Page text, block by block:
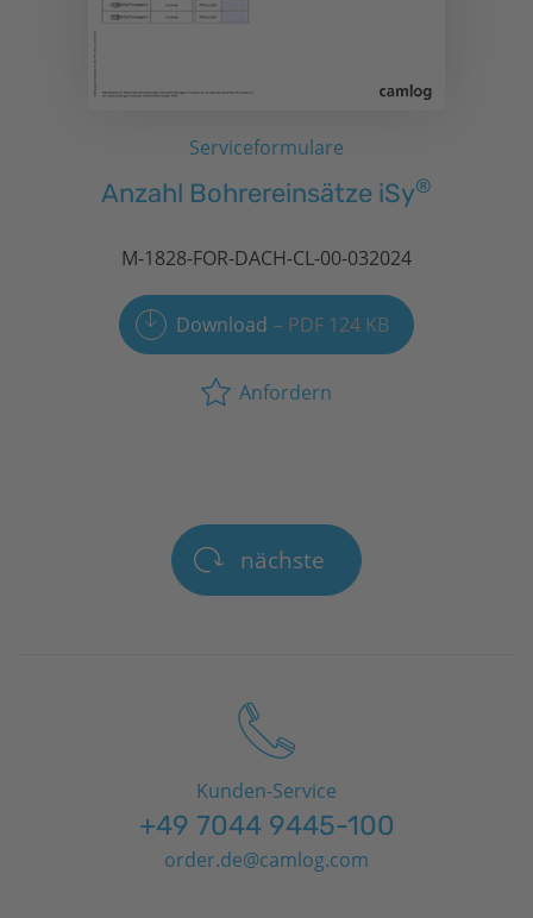
Serviceformulare
Anzahl Bohrereinsätze iSy®
M-1828-FOR-DACH-CL-00-032024
Download PDF 124 KB
Anfordern
nächste
Kunden-Service
+49 7044 9445-100
order.de@camlog.com